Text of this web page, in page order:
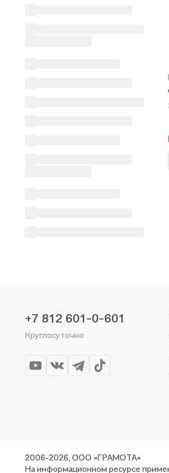
+7 812 601-0-601
Круглосуточно
2006-2026, ООО «ГРАМОТА»
На информационном ресурсе